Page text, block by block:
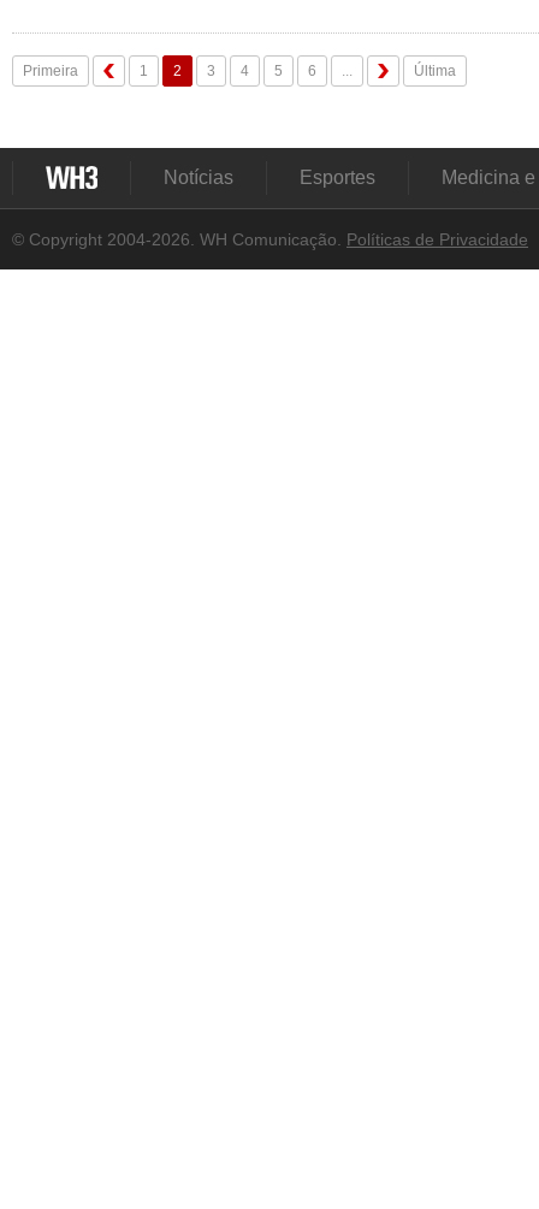
Primeira 1 2 3 4 5 6 ... Última
Notícias Esportes Medicina
© Copyright 2004-2026. WH Comunicação. Políticas de Privacidade